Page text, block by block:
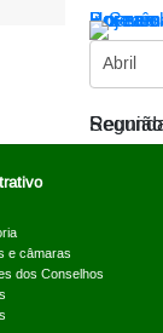
Por ano
Por mês
Por
Hoje
Ir para
e câmaras
dos Conselhos